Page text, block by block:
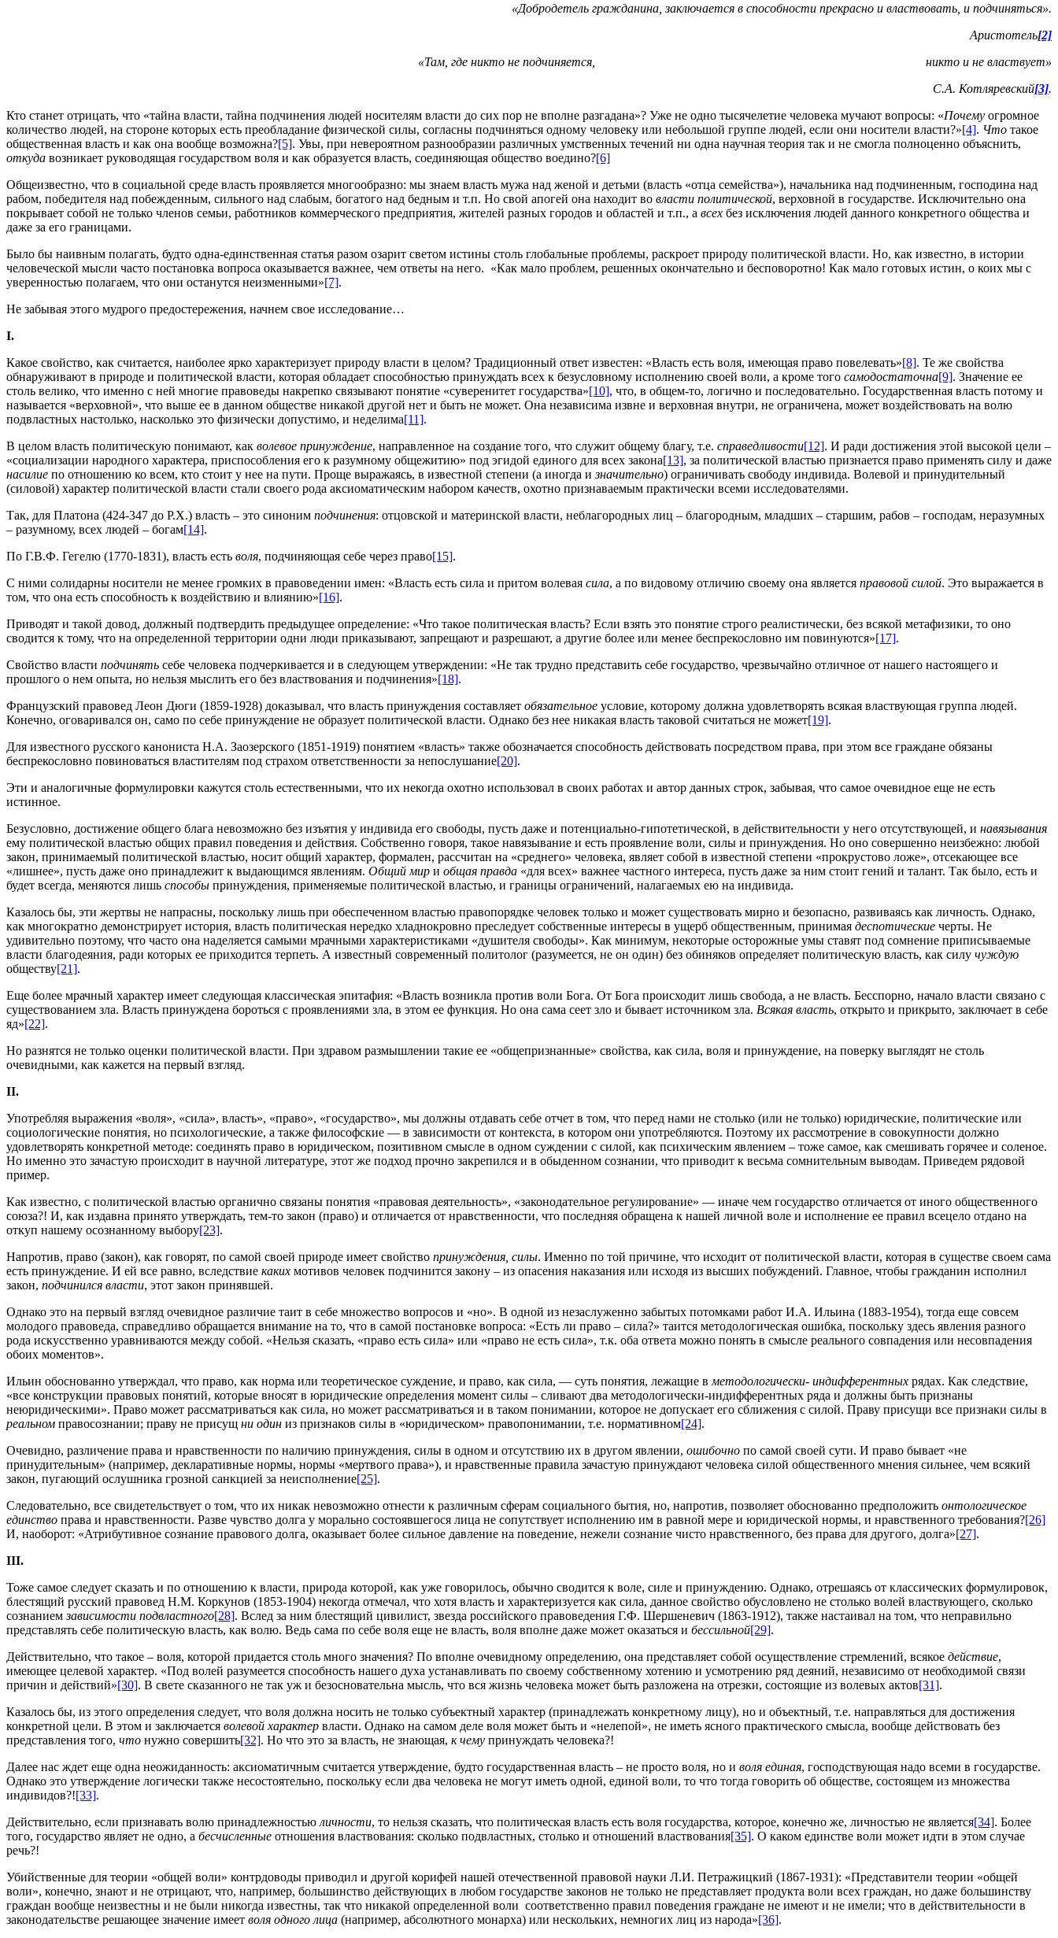
«Добродетель гражданина, заключается в способности прекрасно и властвовать, и подчиняться».
Аристотель[2]
«Там, где никто не подчиняется, никто и не властвует»
С.А. Котляревский[3].
Кто станет отрицать, что «тайна власти, тайна подчинения людей носителям власти до сих пор не вполне разгадана»? Уже не одно тысячелетие человека мучают вопросы: «Почему огромное
количество людей, на стороне которых есть преобладание физической силы, согласны подчиняться одному человеку или небольшой группе людей, если они носители власти?»[4]. Что такое
общественная власть и как она вообще возможна?[5]. Увы, при невероятном разнообразии различных умственных течений ни одна научная теория так и не смогла полноценно объяснить,
откуда возникает руководящая государством воля и как образуется власть, соединяющая общество воедино?[6]
Общеизвестно, что в социальной среде власть проявляется многообразно: мы знаем власть мужа над женой и детьми (власть «отца семейства»), начальника над подчиненным, господина над
рабом, победителя над побежденным, сильного над слабым, богатого над бедным и т.п. Но свой апогей она находит во власти политической, верховной в государстве. Исключительно она
покрывает собой не только членов семьи, работников коммерческого предприятия, жителей разных городов и областей и т.п., а всех без исключения людей данного конкретного общества и
даже за его границами.
Было бы наивным полагать, будто одна-единственная статья разом озарит светом истины столь глобальные проблемы, раскроет природу политической власти. Но, как известно, в истории
человеческой мысли часто постановка вопроса оказывается важнее, чем ответы на него. «Как мало проблем, решенных окончательно и бесповоротно! Как мало готовых истин, о коих мы с
уверенностью полагаем, что они останутся неизменными»[7].
Не забывая этого мудрого предостережения, начнем свое исследование…
I.
Какое свойство, как считается, наиболее ярко характеризует природу власти в целом? Традиционный ответ известен: «Власть есть воля, имеющая право повелевать»[8]. Те же свойства
обнаруживают в природе и политической власти, которая обладает способностью принуждать всех к безусловному исполнению своей воли, а кроме того самодостаточна[9]. Значение ее
столь велико, что именно с ней многие правоведы накрепко связывают понятие «суверенитет государства»[10], что, в общем-то, логично и последовательно. Государственная власть потому и
называется «верховной», что выше ее в данном обществе никакой другой нет и быть не может. Она независима извне и верховная внутри, не ограничена, может воздействовать на волю
подвластных настолько, насколько это физически допустимо, и неделима[11].
В целом власть политическую понимают, как волевое принуждение, направленное на создание того, что служит общему благу, т.е. справедливости[12]. И ради достижения этой высокой цели –
«социализации народного характера, приспособления его к разумному общежитию» под эгидой единого для всех закона[13], за политической властью признается право применять силу и даже
насилие по отношению ко всем, кто стоит у нее на пути. Проще выражаясь, в известной степени (а иногда изначительно) ограничивать свободу индивида. Волевой и принудительный
(силовой) характер политической власти стали своего рода аксиоматическим набором качеств, охотно признаваемым практически всеми исследователями.
Так, для Платона (424-347 до Р.Х.) власть – это синоним подчинения: отцовской и материнской власти, неблагородных лиц – благородным, младших – старшим, рабов – господам, неразумных
– разумному, всех людей – богам[14].
По Г.В.Ф. Гегелю (1770-1831), власть есть воля, подчиняющая себе через право[15].
С ними солидарны носители не менее громких в правоведении имен: «Власть есть сила и притом волевая сила, а по видовому отличию своему она является правовой силой. Это выражается в
том, что она есть способность к воздействию и влиянию»[16].
Приводят и такой довод, должный подтвердить предыдущее определение: «Что такое политическая власть? Если взять это понятие строго реалистически, без всякой метафизики, то оно
сводится к тому, что на определенной территории одни люди приказывают, запрещают и разрешают, а другие более или менее беспрекословно им повинуются»[17].
Свойство власти подчинять себе человека подчеркивается и в следующем утверждении: «Не так трудно представить себе государство, чрезвычайно отличное от нашего настоящего и
прошлого о нем опыта, но нельзя мыслить его без властвования и подчинения»[18].
Французский правовед Леон Дюги (1859-1928) доказывал, что власть принуждения составляет обязательное условие, которому должна удовлетворять всякая властвующая группа людей.
Конечно, оговаривался он, само по себе принуждение не образует политической власти. Однако без нее никакая власть таковой считаться не может[19].
Для известного русского канониста Н.А. Заозерского (1851-1919) понятием «власть» также обозначается способность действовать посредством права, при этом все граждане обязаны
беспрекословно повиноваться властителям под страхом ответственности за непослушание[20].
Эти и аналогичные формулировки кажутся столь естественными, что их некогда охотно использовал в своих работах и автор данных строк, забывая, что самое очевидное еще не есть
истинное.
Безусловно, достижение общего блага невозможно без изъятия у индивида его свободы, пусть даже и потенциально-гипотетической, в действительности у него отсутствующей, и навязывания
ему политической властью общих правил поведения и действия. Собственно говоря, такое навязывание и есть проявление воли, силы и принуждения. Но оно совершенно неизбежно: любой
закон, принимаемый политической властью, носит общий характер, формален, рассчитан на «среднего» человека, являет собой в известной степени «прокрустово ложе», отсекающее все
«лишнее», пусть даже оно принадлежит к выдающимся явлениям. Общий мир и общая правда «для всех» важнее частного интереса, пусть даже за ним стоит гений и талант. Так было, есть и
будет всегда, меняются лишь способы принуждения, применяемые политической властью, и границы ограничений, налагаемых ею на индивида.
Казалось бы, эти жертвы не напрасны, поскольку лишь при обеспеченном властью правопорядке человек только и может существовать мирно и безопасно, развиваясь как личность. Однако,
как многократно демонстрирует история, власть политическая нередко хладнокровно преследует собственные интересы в ущерб общественным, принимая деспотические черты. Не
удивительно поэтому, что часто она наделяется самыми мрачными характеристиками «душителя свободы». Как минимум, некоторые осторожные умы ставят под сомнение приписываемые
власти благодеяния, ради которых ее приходится терпеть. А известный современный политолог (разумеется, не он один) без обиняков определяет политическую власть, как силу чуждую
обществу[21].
Еще более мрачный характер имеет следующая классическая эпитафия: «Власть возникла против воли Бога. От Бога происходит лишь свобода, а не власть. Бесспорно, начало власти связано с
существованием зла. Власть принуждена бороться с проявлениями зла, в этом ее функция. Но она сама сеет зло и бывает источником зла. Всякая власть, открыто и прикрыто, заключает в себе
яд»[22].
Но разнятся не только оценки политической власти. При здравом размышлении такие ее «общепризнанные» свойства, как сила, воля и принуждение, на поверку выглядят не столь
очевидными, как кажется на первый взгляд.
II.
Употребляя выражения «воля», «сила», власть», «право», «государство», мы должны отдавать себе отчет в том, что перед нами не столько (или не только) юридические, политические или
социологические понятия, но психологические, а также философские — в зависимости от контекста, в котором они употребляются. Поэтому их рассмотрение в совокупности должно
удовлетворять конкретной методе: соединять право в юридическом, позитивном смысле в одном суждении с силой, как психическим явлением – тоже самое, как смешивать горячее и соленое.
Но именно это зачастую происходит в научной литературе, этот же подход прочно закрепился и в обыденном сознании, что приводит к весьма сомнительным выводам. Приведем рядовой
пример.
Как известно, с политической властью органично связаны понятия «правовая деятельность», «законодательное регулирование» — иначе чем государство отличается от иного общественного
союза?! И, как издавна принято утверждать, тем-то закон (право) и отличается от нравственности, что последняя обращена к нашей личной воле и исполнение ее правил всецело отдано на
откуп нашему осознанному выбору[23].
Напротив, право (закон), как говорят, по самой своей природе имеет свойство принуждения, силы. Именно по той причине, что исходит от политической власти, которая в существе своем сама
есть принуждение. И ей все равно, вследствие каких мотивов человек подчинится закону – из опасения наказания или исходя из высших побуждений. Главное, чтобы гражданин исполнил
закон, подчинился власти, этот закон принявшей.
Однако это на первый взгляд очевидное различие таит в себе множество вопросов и «но». В одной из незаслуженно забытых потомками работ И.А. Ильина (1883-1954), тогда еще совсем
молодого правоведа, справедливо обращается внимание на то, что в самой постановке вопроса: «Есть ли право – сила?» таится методологическая ошибка, поскольку здесь явления разного
рода искусственно уравниваются между собой. «Нельзя сказать, «право есть сила» или «право не есть сила», т.к. оба ответа можно понять в смысле реального совпадения или несовпадения
обоих моментов».
Ильин обоснованно утверждал, что право, как норма или теоретическое суждение, и право, как сила, — суть понятия, лежащие в методологически- индифферентных рядах. Как следствие,
«все конструкции правовых понятий, которые вносят в юридические определения момент силы – сливают два методологически-индифферентных ряда и должны быть признаны
неюридическими». Право может рассматриваться как сила, но может рассматриваться и в таком понимании, которое не допускает его сближения с силой. Праву присущи все признаки силы в
реальном правосознании; праву не присущ ни один из признаков силы в «юридическом» правопонимании, т.е. нормативном[24].
Очевидно, различение права и нравственности по наличию принуждения, силы в одном и отсутствию их в другом явлении, ошибочно по самой своей сути. И право бывает «не
принудительным» (например, декларативные нормы, нормы «мертвого права»), и нравственные правила зачастую принуждают человека силой общественного мнения сильнее, чем всякий
закон, пугающий ослушника грозной санкцией за неисполнение[25].
Следовательно, все свидетельствует о том, что их никак невозможно отнести к различным сферам социального бытия, но, напротив, позволяет обоснованно предположить онтологическое
единство права и нравственности. Разве чувство долга у морально состоявшегося лица не сопутствует исполнению им в равной мере и юридической нормы, и нравственного требования?[26]
И, наоборот: «Атрибутивное сознание правового долга, оказывает более сильное давление на поведение, нежели сознание чисто нравственного, без права для другого, долга»[27].
III.
Тоже самое следует сказать и по отношению к власти, природа которой, как уже говорилось, обычно сводится к воле, силе и принуждению. Однако, отрешаясь от классических формулировок,
блестящий русский правовед Н.М. Коркунов (1853-1904) некогда отмечал, что хотя власть и характеризуется как сила, данное свойство обусловлено не столько волей властвующего, сколько
сознаниемзависимости подвластного[28]. Вслед за ним блестящий цивилист, звезда российского правоведения Г.Ф. Шершеневич (1863-1912), также настаивал на том, что неправильно
представлять себе политическую власть, как волю. Ведь сама по себе воля еще не власть, воля вполне даже может оказаться и бессильной[29].
Действительно, что такое – воля, которой придается столь много значения? По вполне очевидному определению, она представляет собой осуществление стремлений, всякое действие,
имеющее целевой характер. «Под волей разумеется способность нашего духа устанавливать по своему собственному хотению и усмотрению ряд деяний, независимо от необходимой связи
причин и действий»[30]. В свете сказанного не так уж и безосновательна мысль, что вся жизнь человека может быть разложена на отрезки, состоящие из волевых актов[31].
Казалось бы, из этого определения следует, что воля должна носить не только субъектный характер (принадлежать конкретному лицу), но и объектный, т.е. направляться для достижения
конкретной цели. В этом и заключается волевой характер власти. Однако на самом деле воля может быть и «нелепой», не иметь ясного практического смысла, вообще действовать без
представления того, что нужно совершить[32]. Но что это за власть, не знающая, к чему принуждать человека?!
Далее нас ждет еще одна неожиданность: аксиоматичным считается утверждение, будто государственная власть – не просто воля, но и воля единая, господствующая надо всеми в государстве.
Однако это утверждение логически также несостоятельно, поскольку если два человека не могут иметь одной, единой воли, то что тогда говорить об обществе, состоящем из множества
индивидов?![33].
Действительно, если признавать волю принадлежностью личности, то нельзя сказать, что политическая власть есть воля государства, которое, конечно же, личностью не является[34]. Более
того, государство являет не одно, а бесчисленные отношения властвования: сколько подвластных, столько и отношений властвования[35]. О каком единстве воли может идти в этом случае
речь?!
Убийственные для теории «общей воли» контрдоводы приводил и другой корифей нашей отечественной правовой науки Л.И. Петражицкий (1867-1931): «Представители теории «общей
воли», конечно, знают и не отрицают, что, например, большинство действующих в любом государстве законов не только не представляет продукта воли всех граждан, но даже большинству
граждан вообще неизвестны и не были никогда известны, так что никакой определенной воли соответственно правил поведения граждане не имеют и не имели; что в действительности в
законодательстве решающее значение имеет воля одного лица (например, абсолютного монарха) или нескольких, немногих лиц из народа»[36].